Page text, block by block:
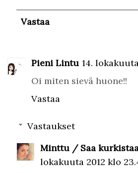
Vastaa
Pieni Lintu 14.
Oi miten sievä huone!!
Vastaa
Vastaukset
Minttu / Saa
lokakuuta 2012 klo